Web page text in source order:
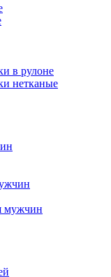
в рулоне
нетканые
мужчин